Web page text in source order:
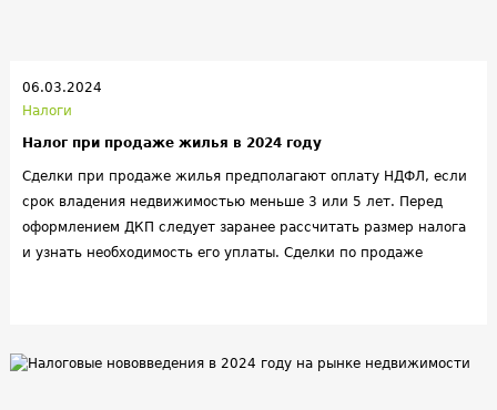
06.03.2024
Налоги
Налог при продаже жилья в 2024 году
Сделки при продаже жилья предполагают оплату НДФЛ, если
срок владения недвижимостью меньше 3 или 5 лет. Перед
оформлением ДКП следует заранее рассчитать размер налога
и узнать необходимость его уплаты. Сделки по продаже
меньше установленного срока. Минимальный срок владения